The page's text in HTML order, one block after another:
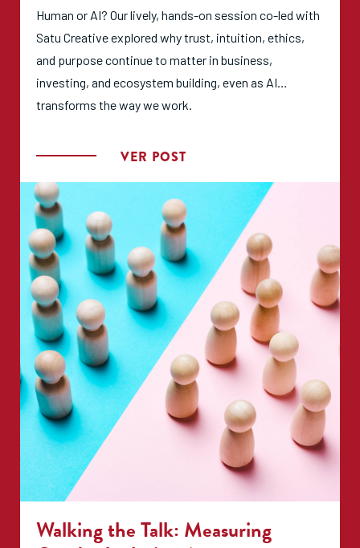
Human or AI? Our lively, hands-on session co-led with
Satu Creative explored why trust, intuition, ethics,
and purpose continue to matter in business,
investing, and ecosystem building, even as AI
transforms the way we work.
VER POST
Walking the Talk: Measuring